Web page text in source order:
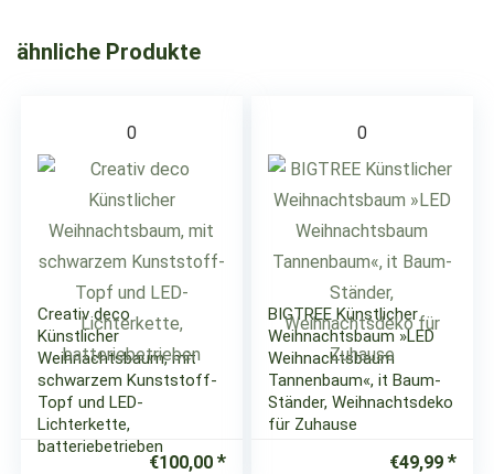
ähnliche Produkte
0
Creativ deco
Künstlicher
Weihnachtsbaum, mit
schwarzem Kunststoff-
Topf und LED-
Lichterkette,
batteriebetrieben
€100,00
0
BIGTREE Künstlicher
Weihnachtsbaum »LED
Weihnachtsbaum
Tannenbaum«, it Baum-
Ständer, Weihnachtsdeko
für Zuhause
€49,99